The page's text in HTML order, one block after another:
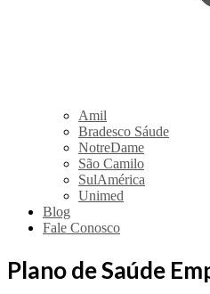
Amil
Bradesco Sáude
NotreDame
São Camilo
SulAmérica
Unimed
Blog
Fale Conosco
Plano de Saúde